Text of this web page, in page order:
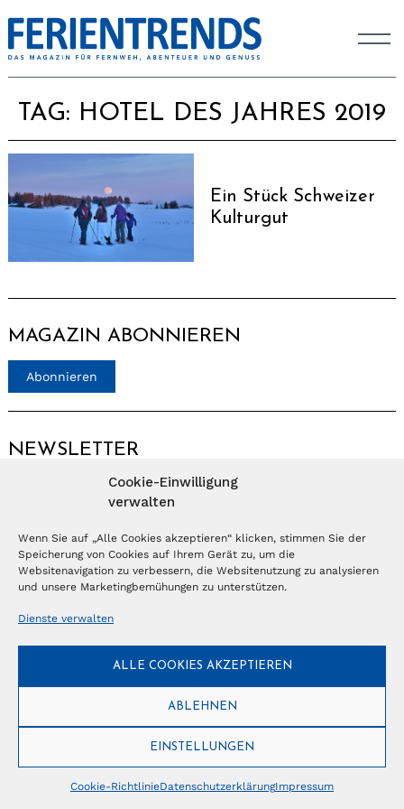
Cookie-Einwilligung
verwalten
Wenn Sie auf „Alle Cookies akzeptieren“ klicken, stimmen Sie der
Speicherung von Cookies auf Ihrem Gerät zu, um die
Websitenavigation zu verbessern, die Websitenutzung zu analysieren
und unsere Marketingbemühungen zu unterstützen.
Dienste verwalten
ALLE COOKIES AKZEPTIEREN
ABLEHNEN
EINSTELLUNGEN
Cookie-RichtlinieDatenschutzerklärungImpressum
TAG: HOTEL DES JAHRES 2019
Ein Stück Schweizer
Kulturgut
MAGAZIN ABONNIEREN
Abonnieren
NEWSLETTER
© Copyright 2026 – Ferientrends // info@tlvg.ch// +41 31 300 30 85 //
Tourismus Lifestyle Verlag GmbH // Frohbergweg 1 - CH-3012 Bern //
Datenschutzerklärung//Impressum